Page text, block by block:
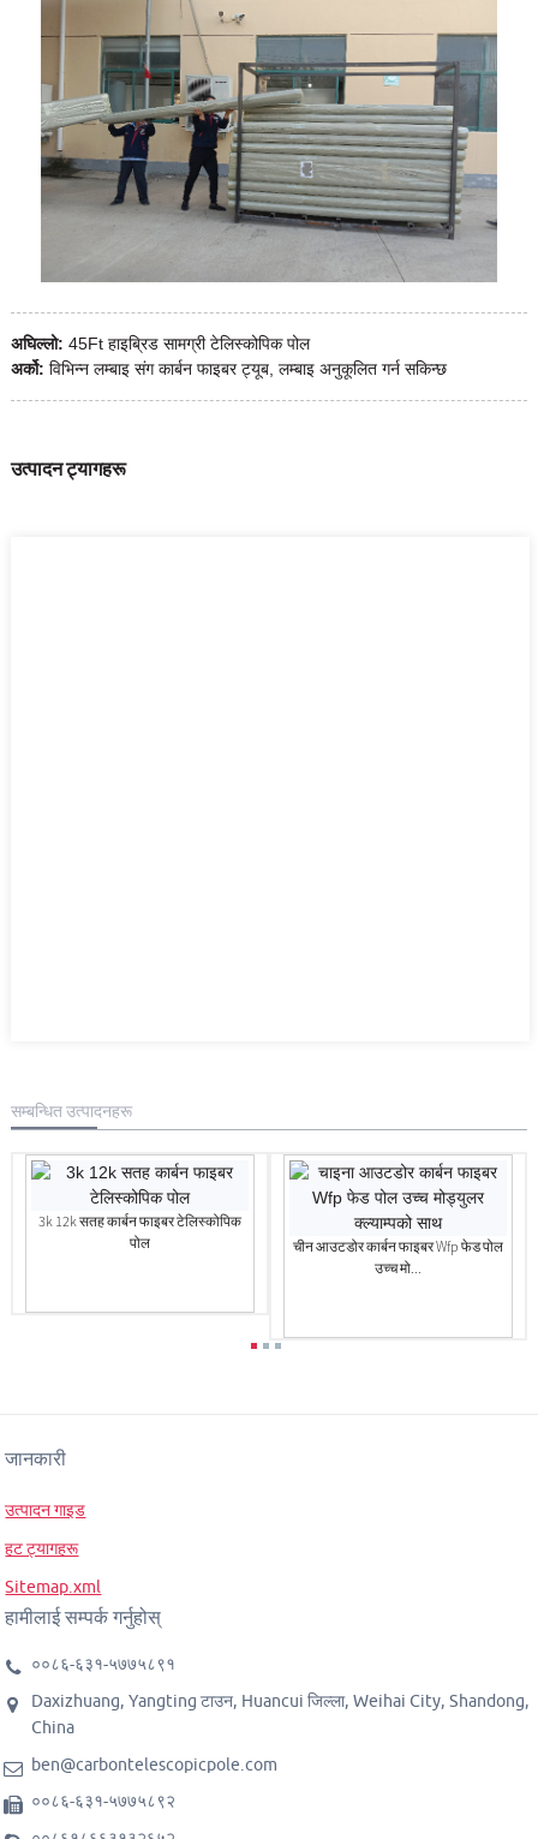
अघिल्लो: 45Ft हाइब्रिड सामग्री टेलिस्कोपिक पोल
अर्को: विभिन्न लम्बाइ संग कार्बन फाइबर ट्यूब, लम्बाइ अनुकूलित गर्न सकिन्छ
उत्पादन ट्यागहरू
सम्बन्धित उत्पादनहरू
3k 12k सतह कार्बन फाइबर टेलिस्कोपिक
पोल
चीन आउटडोर कार्बन फाइबर Wfp फेड पोल
उच्च मो...
जानकारी
उत्पादन गाइड
हट ट्यागहरू
Sitemap.xml
हामीलाई सम्पर्क गर्नुहोस्
००८६-६३१-५७७५८९१
Daxizhuang, Yangting टाउन, Huancui जिल्ला, Weihai City, Shandong,
China
ben@carbontelescopicpole.com
००८६-६३१-५७७५८९२